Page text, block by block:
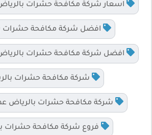
اسعار شركة مكافحة حشرات بالرياض
افضل شركة مكافحة حشرات
افضل شركة مكافحة حشرات بالرياض
شركة مكافحة حشرات
شركة مكافحة حشرات بالرياض
فروع شركة مكافحة حشرات